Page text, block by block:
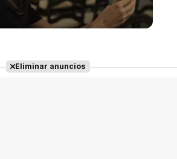
Eliminar anuncios